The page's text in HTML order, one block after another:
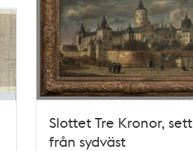
Slottet Tre Kronor, sett
från sydväst